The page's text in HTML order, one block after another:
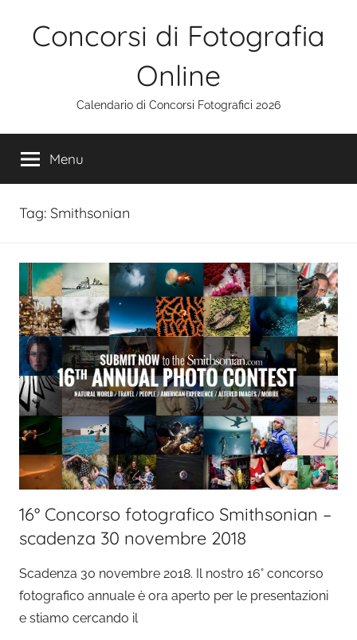
Concorsi di Fotografia
Online
Calendario di Concorsi Fotografici 2026
Menu
Tag: Smithsonian
16° Concorso fotografico Smithsonian –
scadenza 30 novembre 2018
Scadenza 30 novembre 2018. Il nostro 16° concorso
fotografico annuale è ora aperto per le presentazioni
e stiamo cercando il